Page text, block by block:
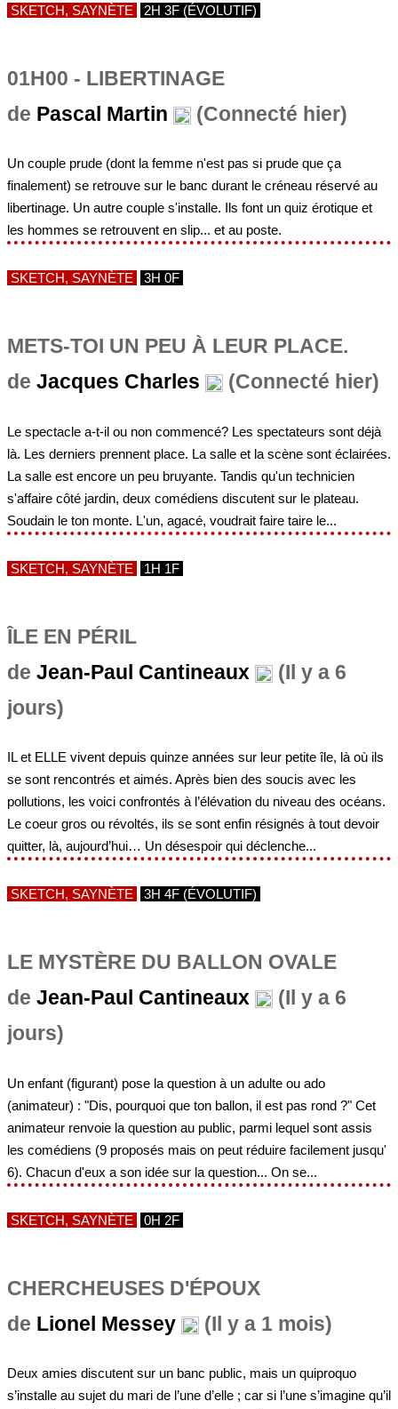
SKETCH, SAYNÈTE 2H 3F (ÉVOLUTIF)
01H00 - LIBERTINAGE
de Pascal Martin (Connecté hier)
Un couple prude (dont la femme n'est pas si prude que ça
finalement) se retrouve sur le banc durant le créneau réservé au
libertinage. Un autre couple s'installe. Ils font un quiz érotique et
les hommes se retrouvent en slip... et au poste.
SKETCH, SAYNÈTE 3H 0F
METS-TOI UN PEU À LEUR PLACE.
de Jacques Charles (Connecté hier)
Le spectacle a-t-il ou non commencé? Les spectateurs sont déjà
là. Les derniers prennent place. La salle et la scène sont éclairées.
La salle est encore un peu bruyante. Tandis qu'un technicien
s'affaire côté jardin, deux comédiens discutent sur le plateau.
Soudain le ton monte. L'un, agacé, voudrait faire taire le...
SKETCH, SAYNÈTE 1H 1F
ÎLE EN PÉRIL
de Jean-Paul Cantineaux
(Il y a 6
jours)
IL et ELLE vivent depuis quinze années sur leur petite île, là où ils
se sont rencontrés et aimés. Après bien des soucis avec les
pollutions, les voici confrontés à l’élévation du niveau des océans.
Le coeur gros ou révoltés, ils se sont enfin résignés à tout devoir
quitter, là, aujourd’hui… Un désespoir qui déclenche...
SKETCH, SAYNÈTE 3H 4F (ÉVOLUTIF)
LE MYSTÈRE DU BALLON OVALE
de Jean-Paul Cantineaux
(Il y a 6
jours)
Un enfant (figurant) pose la question à un adulte ou ado
(animateur) : "Dis, pourquoi que ton ballon, il est pas rond ?" Cet
animateur renvoie la question au public, parmi lequel sont assis
les comédiens (9 proposés mais on peut réduire facilement jusqu'
6). Chacun d'eux a son idée sur la question... On se...
SKETCH, SAYNÈTE 0H 2F
CHERCHEUSES D'ÉPOUX
de Lionel Messey (Il y a 1 mois)
Deux amies discutent sur un banc public, mais un quiproquo
s’installe au sujet du mari de l’une d’elle ; car si l’une s’imagine qu’il